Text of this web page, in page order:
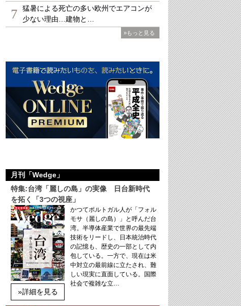
7
猛暑による死亡の多い欧州でエアコンが
少ない理由…建物と…
»もっと見る
月刊「Wedge」
特集:台湾「麗しの島」の実像 日台新時代
を拓く「3つの視座」
»詳細を見る
かつてポルトガル人が「フォル
モサ（麗しの島）」と呼んだ台
湾。半導体産業で世界の最先端
技術をリードし、日本統治時代
の記憶も、歴史の一部として内
包している。一方で、現在は米
中対立の最前線に立たされ、難
しい現実に直面している。国際
社会で複雑な立…